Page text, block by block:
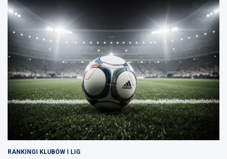
RANKINGI KLUBÓW I LIG